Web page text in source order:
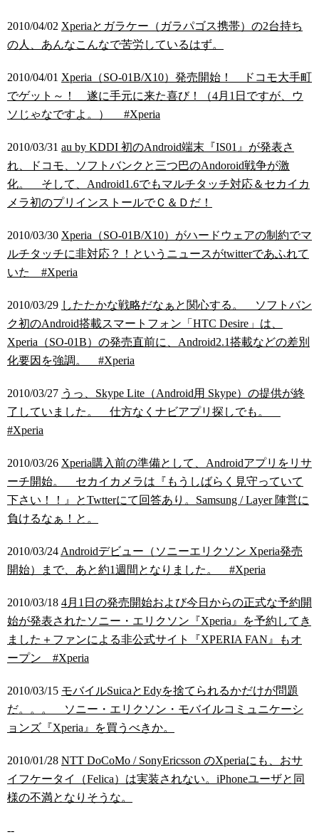
2010/04/02 Xperiaとガラケー（ガラパゴス携帯）の2台持ち
の人、あんなこんなで苦労しているはず。
2010/04/01 Xperia（SO-01B/X10）発売開始！ ドコモ大手町
でゲット～！ 遂に手元に来た喜び！（4月1日ですが、ウ
ソじゃなですよ。） #Xperia
2010/03/31 au by KDDI 初のAndroid端末『IS01』が発表さ
れ、ドコモ、ソフトバンクと三つ巴のAndoroid戦争が激
化。 そして、Android1.6でもマルチタッチ対応＆セカイカ
メラ初のプリインストールでＣ＆Ｄだ！
2010/03/30 Xperia（SO-01B/X10）がハードウェアの制約でマ
ルチタッチに非対応？！というニュースがtwitterであふれて
いた #Xperia
2010/03/29 したたかな戦略だなぁと関心する。 ソフトバン
ク初のAndroid搭載スマートフォン「HTC Desire」は、
Xperia（SO-01B）の発売直前に、Android2.1搭載などの差別
化要因を強調。 #Xperia
2010/03/27 うっ、Skype Lite（Android用 Skype）の提供が終
了していました。 仕方なくナビアプリ探しでも。
#Xperia
2010/03/26 Xperia購入前の準備として、Androidアプリをリサ
ーチ開始。 セカイカメラは『もうしばらく見守っていて
下さい！！』とTwtterにて回答あり。Samsung / Layer 陣営に
負けるなぁ！と。
2010/03/24 Androidデビュー（ソニーエリクソン Xperia発売
開始）まで、あと約1週間となりました。 #Xperia
2010/03/18 4月1日の発売開始および今日からの正式な予約開
始が発表されたソニー・エリクソン『Xperia』を予約してき
ました＋ファンによる非公式サイト『XPERIA FAN』もオ
ープン #Xperia
2010/03/15 モバイルSuicaとEdyを捨てられるかだけが問題
だ。。。 ソニー・エリクソン・モバイルコミュニケーシ
ョンズ『Xperia』を買うべきか。
2010/01/28 NTT DoCoMo / SonyEricsson のXperiaにも、おサ
イフケータイ（Felica）は実装されない。iPhoneユーザと同
様の不満となりそうな。
--